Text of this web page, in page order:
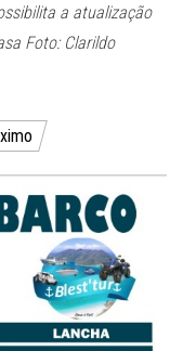
a atualização
Foto: Clarildo